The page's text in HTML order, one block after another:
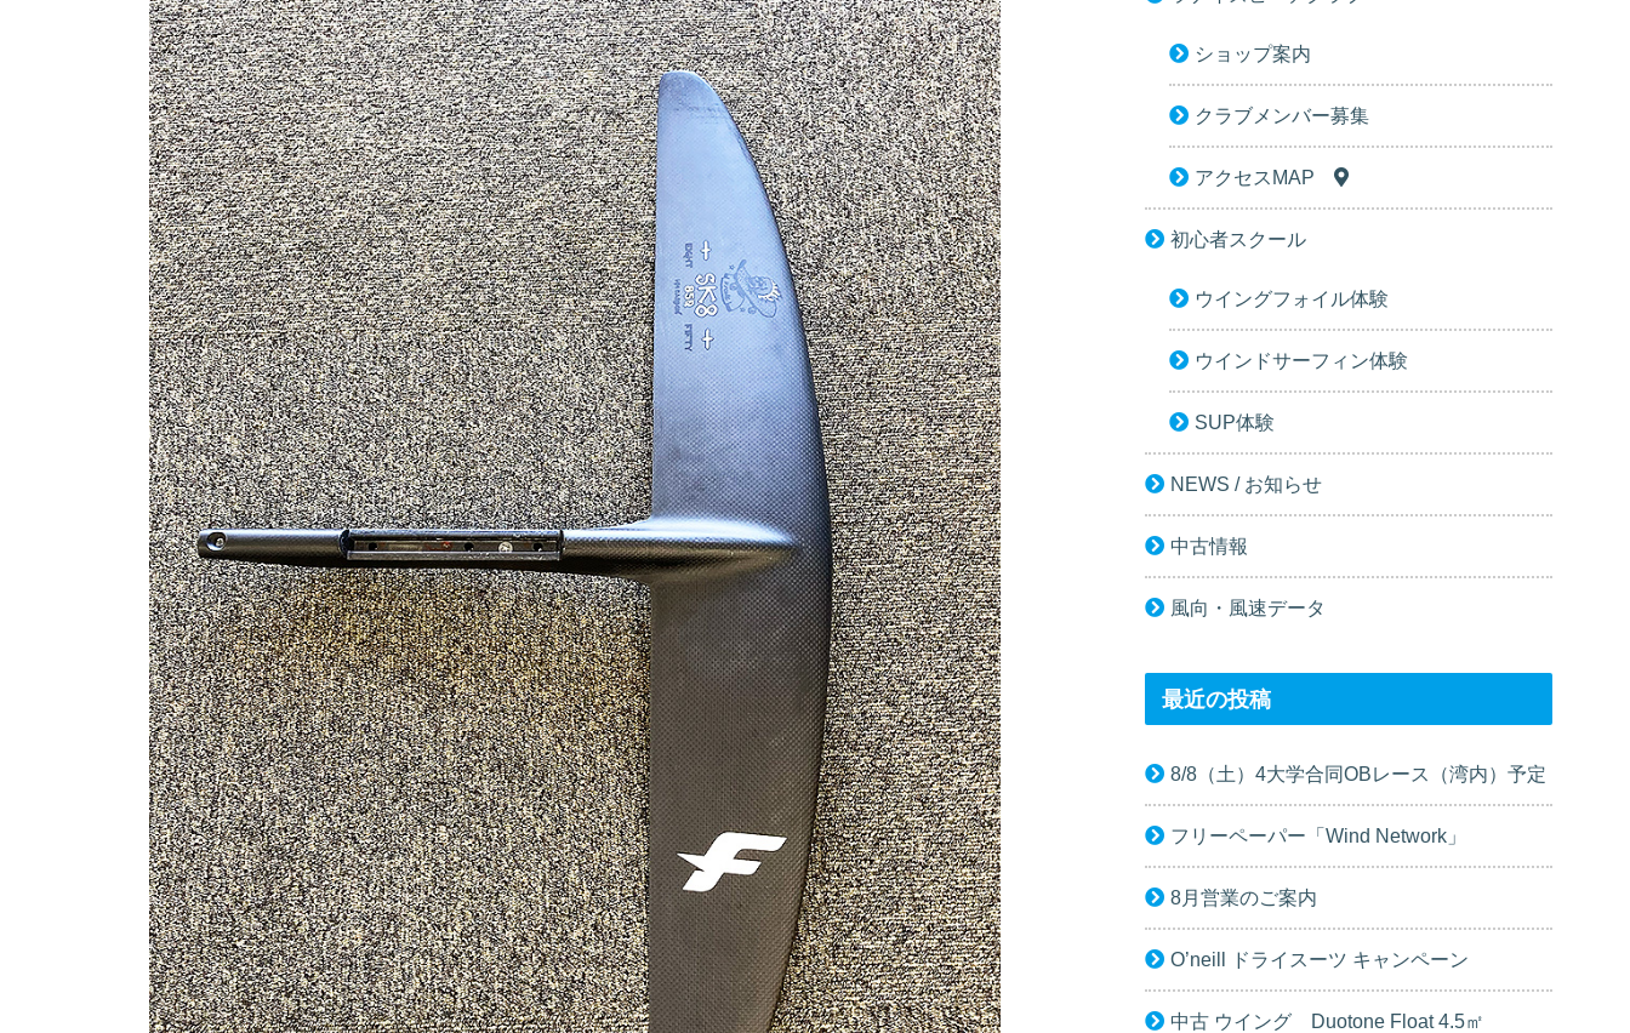
ショップ案内
クラブメンバー募集
アクセスMAP
初心者スクール
ウイングフォイル体験
ウインドサーフィン体験
SUP体験
NEWS / お知らせ
中古情報
風向・風速データ
最近の投稿
8/8（土）4大学合同OBレース（湾内）予定
フリーペーパー「Wind Network」
8月営業のご案内
O’neill ドライスーツ キャンペーン
中古 ウイング Duotone Float 4.5㎡